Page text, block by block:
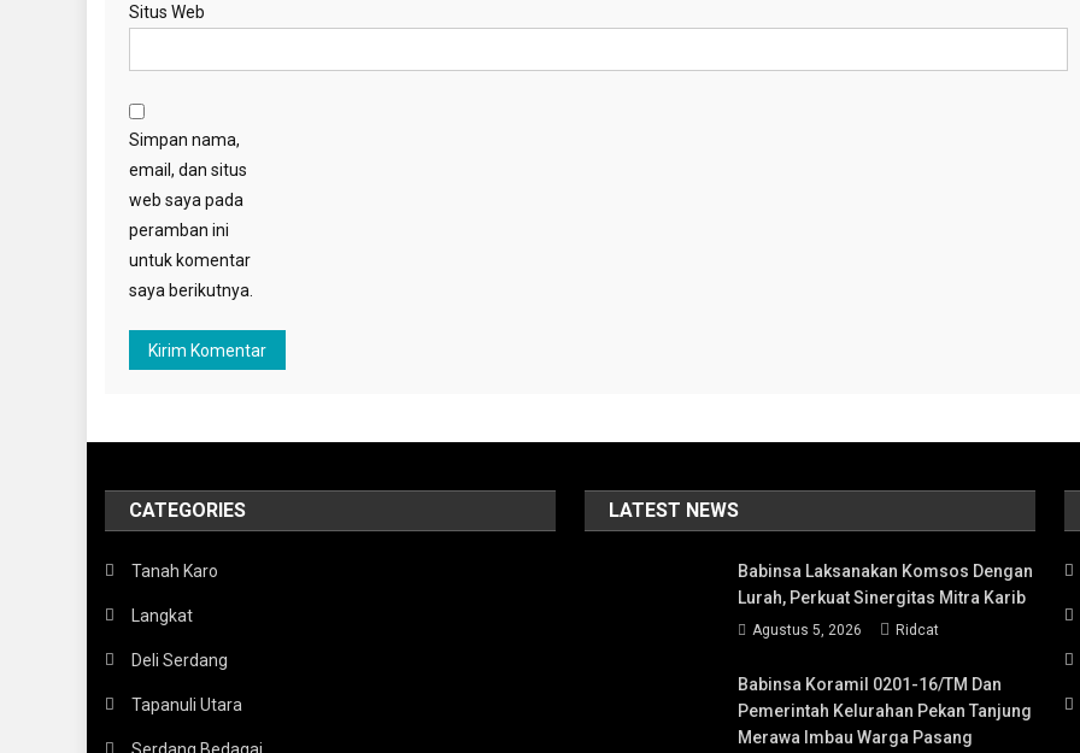
Situs Web
Simpan nama,
email, dan situs
web saya pada
peramban ini
untuk komentar
saya berikutnya.
CATEGORIES
Tanah Karo
Langkat
Deli Serdang
Tapanuli Utara
Serdang Bedagai
LATEST NEWS
Babinsa Laksanakan Komsos Dengan
Lurah, Perkuat Sinergitas Mitra Karib
Agustus 5, 2026 Ridcat
Babinsa Koramil 0201-16/TM Dan
Pemerintah Kelurahan Pekan Tanjung
Merawa Imbau Warga Pasang